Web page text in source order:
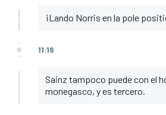
¡Lando Norris en la pole
11:16
Sainz tampoco puede con el
monegasco, y es tercero.